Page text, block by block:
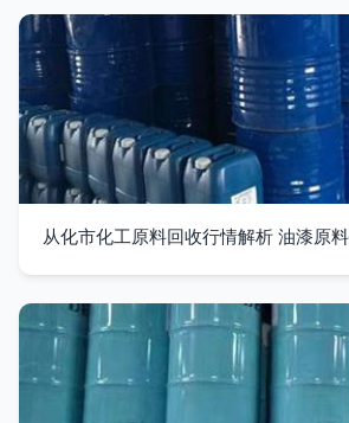
从化市化工原料回收行情解析 油漆原